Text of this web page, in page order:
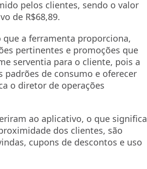
pelos clientes, sendo o valor
de R$68,89.
que a ferramenta proporciona,
pertinentes e promoções que
serventia para o cliente, pois a
de consumo e oferecer
o diretor de operações
ao aplicativo, o que significa
dos clientes, são
cupons de descontos e uso